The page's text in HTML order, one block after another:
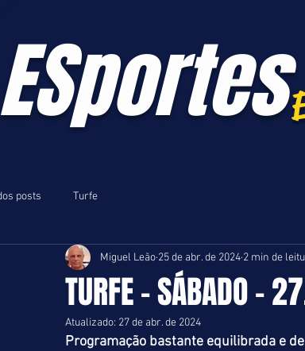
ESportes
posts Turfe
TURFE - SÁBADO -
Miguel Leão 25 de abr. de 2024 2 min de
Atualizado: 27 de abr. de 2024
Programação bastante equilibrada e